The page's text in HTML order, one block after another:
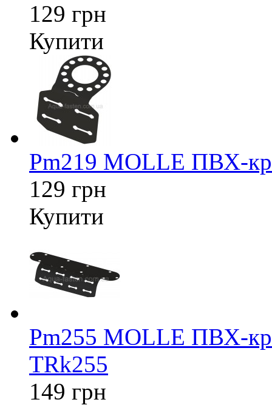
129 грн
Купити
Pm219 MOLLE ПВХ-
129 грн
Купити
Pm255 MOLLE ПВХ-
TRk255
149 грн